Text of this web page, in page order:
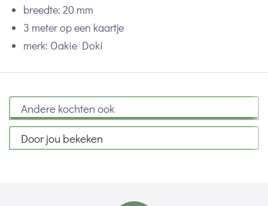
breedte: 20 mm
3 meter op een kaartje
merk: Oakie Doki
Andere kochten ook
Door jou bekeken